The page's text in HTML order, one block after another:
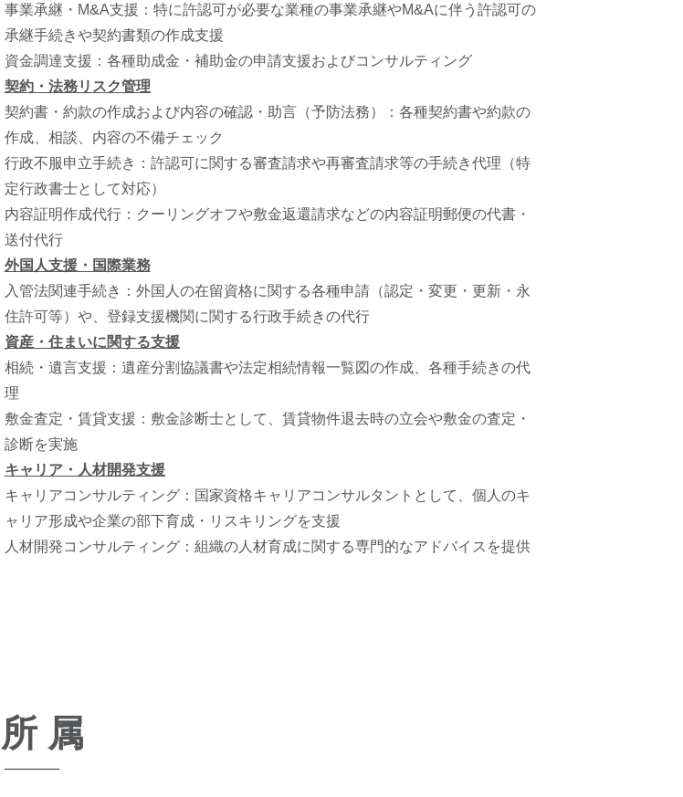
事業承継・M&A支援：特に許認可が必要な業種の事業承継やM&Aに伴う許認可の
承継手続きや契約書類の作成支援
資金調達支援：各種助成金・補助金の申請支援およびコンサルティング
契約・法務リスク管理
契約書・約款の作成および内容の確認・助言（予防法務）：各種契約書や約款の
作成、相談、内容の不備チェック
行政不服申立手続き：許認可に関する審査請求や再審査請求等の手続き代理（特
定行政書士として対応）
内容証明作成代行：クーリングオフや敷金返還請求などの内容証明郵便の代書・
送付代行
外国人支援・国際業務
入管法関連手続き：外国人の在留資格に関する各種申請（認定・変更・更新・永
住許可等）や、登録支援機関に関する行政手続きの代行
資産・住まいに関する支援
相続・遺言支援：遺産分割協議書や法定相続情報一覧図の作成、各種手続きの代
理
敷金査定・賃貸支援：敷金診断士として、賃貸物件退去時の立会や敷金の査定・
診断を実施
キャリア・人材開発支援
キャリアコンサルティング：国家資格キャリアコンサルタントとして、個人のキ
ャリア形成や企業の部下育成・リスキリングを支援
人材開発コンサルティング：組織の人材育成に関する専門的なアドバイスを提供
所 属